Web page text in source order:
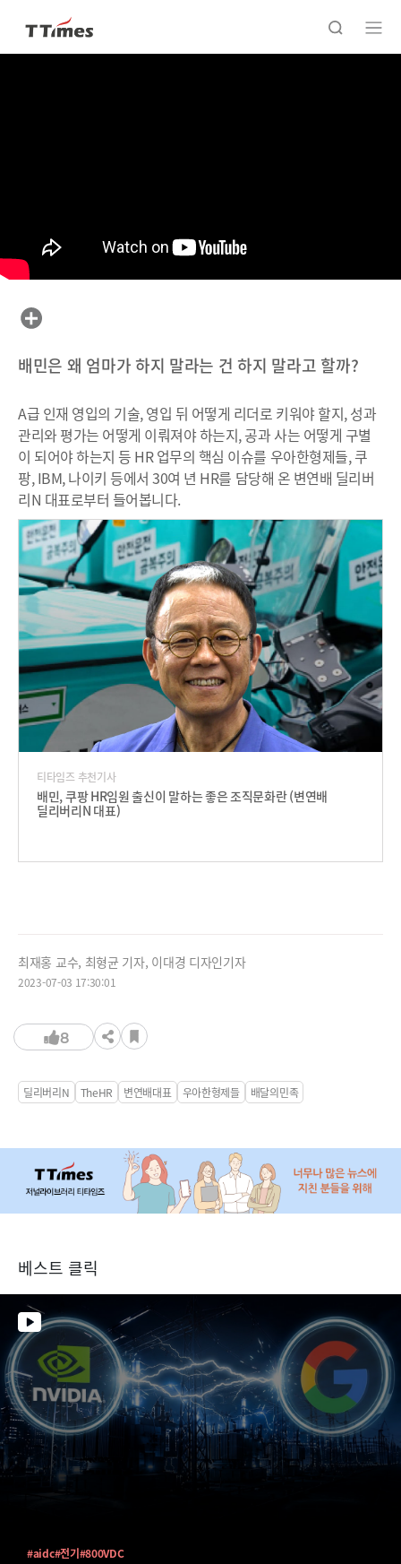
배민은 왜 엄마가 하지 말라는 건 하지 말라고 할까?
A급 인재 영입의 기술, 영입 뒤 어떻게 리더로 키워야 할지, 성과
관리와 평가는 어떻게 이뤄져야 하는지, 공과 사는 어떻게 구별
이 되어야 하는지 등 HR 업무의 핵심 이슈를 우아한형제들, 쿠
팡, IBM, 나이키 등에서 30여 년 HR를 담당해 온 변연배 딜리버
리N 대표로부터 들어봅니다.
티타임즈 추천기사
배민, 쿠팡 HR임원 출신이 말하는 좋은 조직문화란 (변연배
딜리버리N 대표)
최재홍 교수, 최형균 기자, 이대경 디자인기자
2023-07-03 17:30:01
8
딜리버리N TheHR 변연배대표 우아한형제들 배달의민족
베스트 클릭
#aidc#전기#800VDC